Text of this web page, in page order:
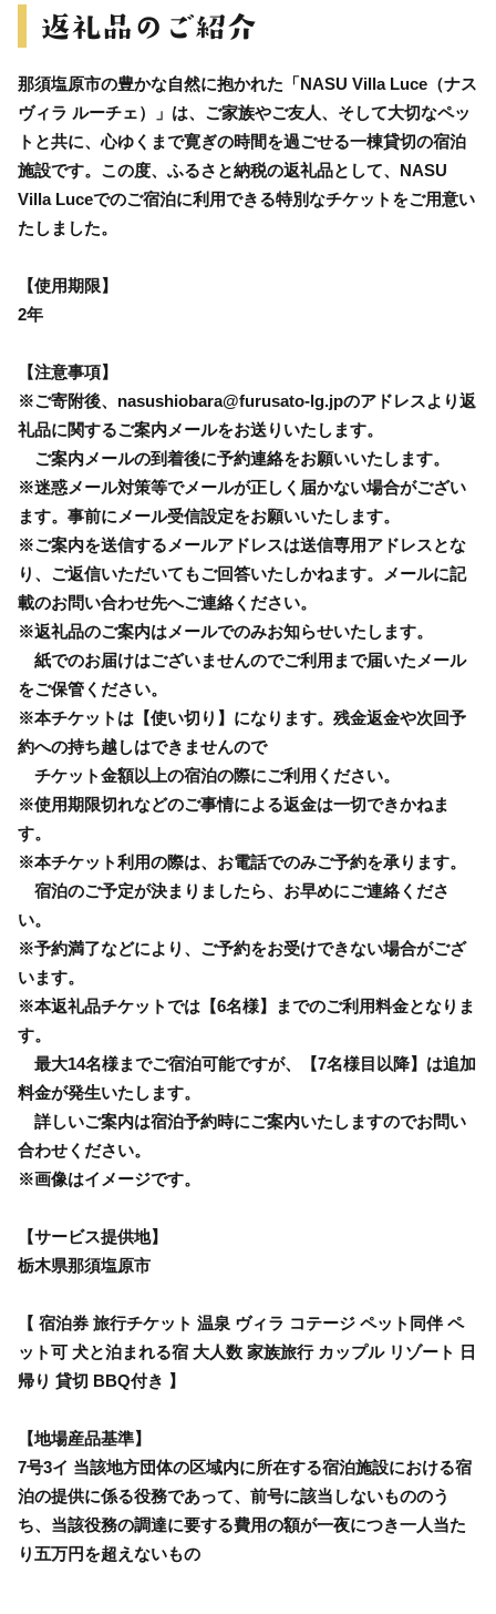
那須塩原市の豊かな自然に抱かれた「NASU Villa Luce（ナス
ヴィラ ルーチェ）」は、ご家族やご友人、そして大切なペッ
トと共に、心ゆくまで寛ぎの時間を過ごせる一棟貸切の宿泊
施設です。この度、ふるさと納税の返礼品として、NASU
Villa Luceでのご宿泊に利用できる特別なチケットをご用意い
たしました。
【使用期限】
2年
【注意事項】
※ご寄附後、nasushiobara@furusato-lg.jpのアドレスより返
礼品に関するご案内メールをお送りいたします。
ご案内メールの到着後に予約連絡をお願いいたします。
※迷惑メール対策等でメールが正しく届かない場合がござい
ます。事前にメール受信設定をお願いいたします。
※ご案内を送信するメールアドレスは送信専用アドレスとな
り、ご返信いただいてもご回答いたしかねます。メールに記
載のお問い合わせ先へご連絡ください。
※返礼品のご案内はメールでのみお知らせいたします。
紙でのお届けはございませんのでご利用まで届いたメール
をご保管ください。
※本チケットは【使い切り】になります。残金返金や次回予
約への持ち越しはできませんので
チケット金額以上の宿泊の際にご利用ください。
※使用期限切れなどのご事情による返金は一切できかねま
す。
※本チケット利用の際は、お電話でのみご予約を承ります。
宿泊のご予定が決まりましたら、お早めにご連絡くださ
い。
※予約満了などにより、ご予約をお受けできない場合がござ
います。
※本返礼品チケットでは【6名様】までのご利用料金となりま
す。
最大14名様までご宿泊可能ですが、【7名様目以降】は追加
料金が発生いたします。
詳しいご案内は宿泊予約時にご案内いたしますのでお問い
合わせください。
※画像はイメージです。
【サービス提供地】
栃木県那須塩原市
【 宿泊券 旅行チケット 温泉 ヴィラ コテージ ペット同伴 ペ
ット可 犬と泊まれる宿 大人数 家族旅行 カップル リゾート 日
帰り 貸切 BBQ付き 】
【地場産品基準】
7号3イ 当該地方団体の区域内に所在する宿泊施設における宿
泊の提供に係る役務であって、前号に該当しないもののう
ち、当該役務の調達に要する費用の額が一夜につき一人当た
り五万円を超えないもの